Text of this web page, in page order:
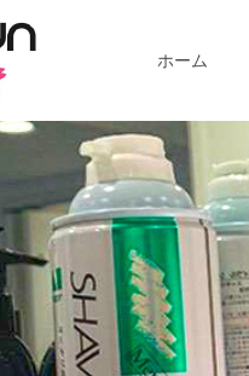
ホーム